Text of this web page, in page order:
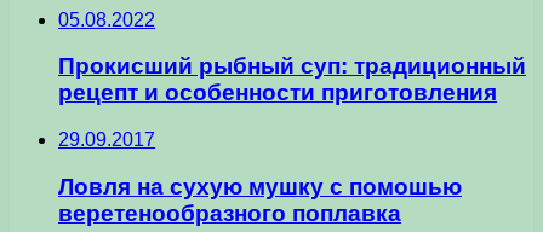
05.08.2022
Прокисший рыбный суп: традиционный
рецепт и особенности приготовления
29.09.2017
Ловля на сухую мушку с помошью
веретенообразного поплавка